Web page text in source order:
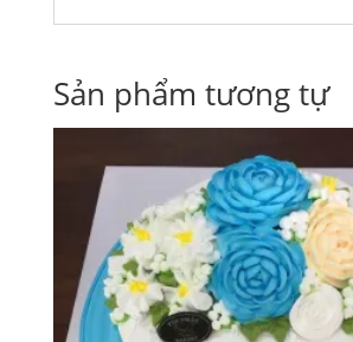
Sản phẩm tương tự